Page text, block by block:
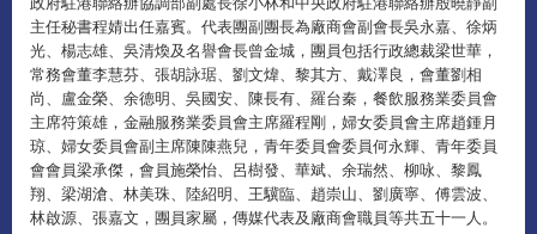
主任秘書程婧出任嘉賓。代表團副團長為廠商會副會長吳永嘉、徐炳
光、楊志雄、吳清煥及名譽會長曾金城，團員包括行政總裁梁世華，
常務會董李慧芬、張胡詠琚、劉文煒、黎其方、戴澤良，會董劉相
尚、盧金榮、余德明、吳國安、陳長有、羅台秦，餐飲服務業委員會
主席符策雄，金融服務業委員會主席羅程剛，婦女委員會主席趙鍾月
琼、婦女委員會副主席陳陳燕兒，青年委員會委員何永輝、青年委員
會會員梁承傑，會員施榮怡、呂樹發、華斌、余瑞然、柳咏、黎鳳
翔、梁湖滄、林美珠、陸紹明、王驥臨、趙崇山、劉廣寧、傅雲波、
林啟源、張嘉文，團員家屬，傳媒代表及廠商會職員等共五十一人。